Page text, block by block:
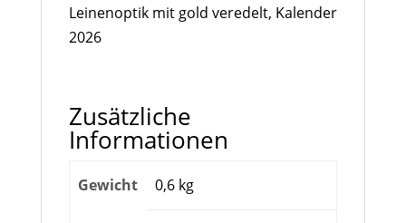
Leinenoptik mit gold veredelt, Kalender
2026
Zusätzliche
Informationen
Gewicht 0,6 kg